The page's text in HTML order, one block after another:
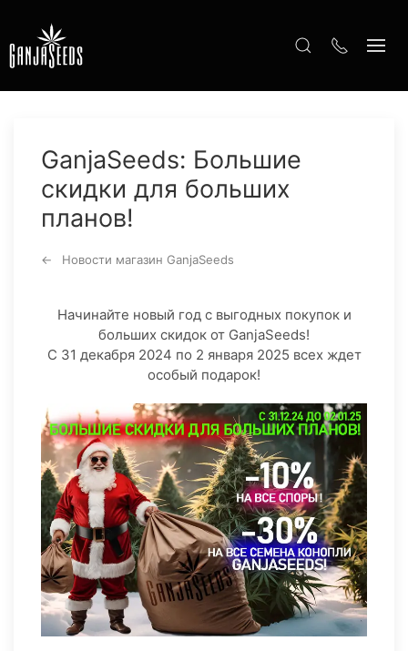
GanjaSeeds: Большие
скидки для больших
планов!
Новости магазин GanjaSeeds
Начинайте новый год с выгодных покупок и
больших скидок от GanjaSeeds!
С 31 декабря 2024 по 2 января 2025 всех ждет
особый подарок!